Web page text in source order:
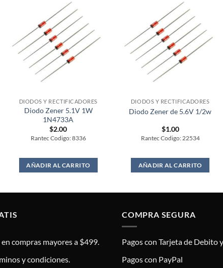
DIODOS Y RECTIFICADORES
Diodo Zener 5.1V 1W
1N4733A
$2.00
Rantec Codigo: 8336
AÑADIR AL CARRITO
DIODOS Y RECTIFICADORES
Diodo Zener de 5.6V 1/2w
$1.00
Rantec Codigo: 22534
AÑADIR AL CARRITO
compras mayores a $499.
y condiciones.
COMPRA SEGURA
Pagos con Tarjeta de Debito
Pagos con PayPal